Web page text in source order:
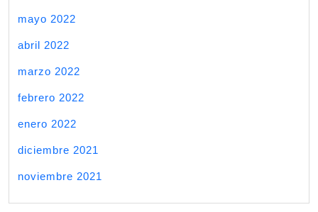
mayo 2022
abril 2022
marzo 2022
febrero 2022
enero 2022
diciembre 2021
noviembre 2021